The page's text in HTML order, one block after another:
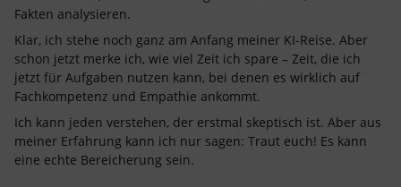
Fakten analysieren.
Klar, ich stehe noch ganz am Anfang meiner KI-Reise. Aber
schon jetzt merke ich, wie viel Zeit ich spare – Zeit, die ich
jetzt für Aufgaben nutzen kann, bei denen es wirklich auf
Fachkompetenz und Empathie ankommt.
Ich kann jeden verstehen, der erstmal skeptisch ist. Aber aus
meiner Erfahrung kann ich nur sagen: Traut euch! Es kann
eine echte Bereicherung sein.